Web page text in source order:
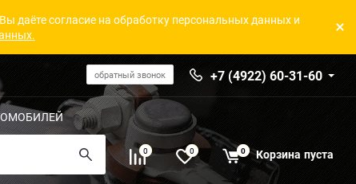
даёте согласие на обработку персональных данных и
обратный звонок +7 (4922) 60-31-60
0 0 0 Корзина пуста